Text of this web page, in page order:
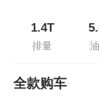
1.4T
排量
全款购车